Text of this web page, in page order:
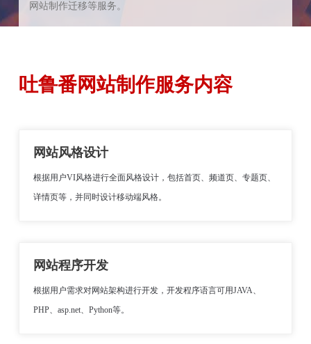
网站制作迁移等服务。
吐鲁番网站制作服务内容
网站风格设计
根据用户VI风格进行全面风格设计，包括首页、频道页、专题页、
详情页等，并同时设计移动端风格。
网站程序开发
根据用户需求对网站架构进行开发，开发程序语言可用JAVA、
PHP、asp.net、Python等。